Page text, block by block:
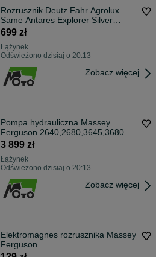
Rozrusznik Deutz Fahr Agrolux
Same Antares Explorer Silver
Rubin
699 zł
Łążynek
Odświeżono dzisiaj o 20:13
Zobacz więcej
Pompa hydrauliczna Massey
Ferguson 2640,2680,3645,3680
Oryginał
3 899 zł
Łążynek
Odświeżono dzisiaj o 20:13
Zobacz więcej
Elektromagnes rozrusznika Massey
Ferguson
2640,2680,3610,3630,3650,690